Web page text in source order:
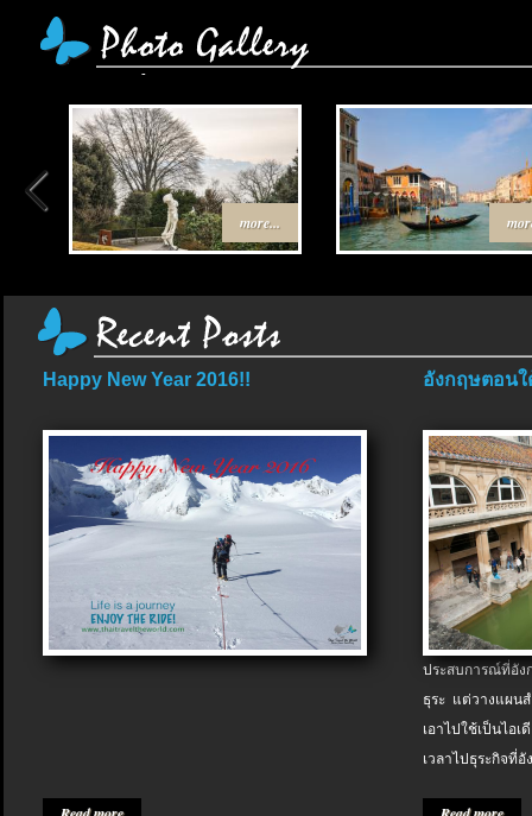
more...
Happy New Year 2016!! อังกฤษตอนใ
ประสบการณ์ที่อัง
ธุระ แต่วางแผน
เอาไปใช้เป็นไอ
เวลาไปธุระกิจที่อั